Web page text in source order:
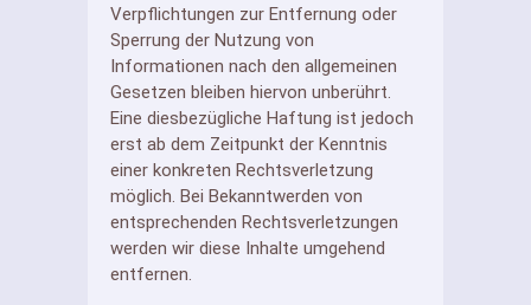
Verpflichtungen zur Entfernung oder
Sperrung der Nutzung von
Informationen nach den allgemeinen
Gesetzen bleiben hiervon unberührt.
Eine diesbezügliche Haftung ist jedoch
erst ab dem Zeitpunkt der Kenntnis
einer konkreten Rechtsverletzung
möglich. Bei Bekanntwerden von
entsprechenden Rechtsverletzungen
werden wir diese Inhalte umgehend
entfernen.